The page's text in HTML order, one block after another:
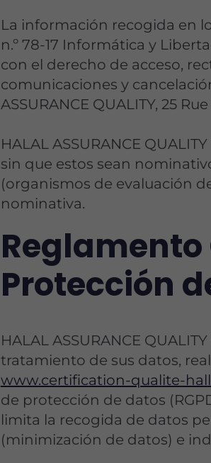
La información recogida en
n.º 78-17 Informática y
con el derecho de acceso,
comunicaciones y
ASSURANCE QUALITY, 25
HALAL ASSURANCE
sin que estos sean
(organismos de evaluación
nominativa.
Reglamento
Protección
HALAL ASSURANCE
tratamiento de sus datos,
www.certification-qualite-
de protección de datos
limita la recogida de datos
(minimización de datos) e